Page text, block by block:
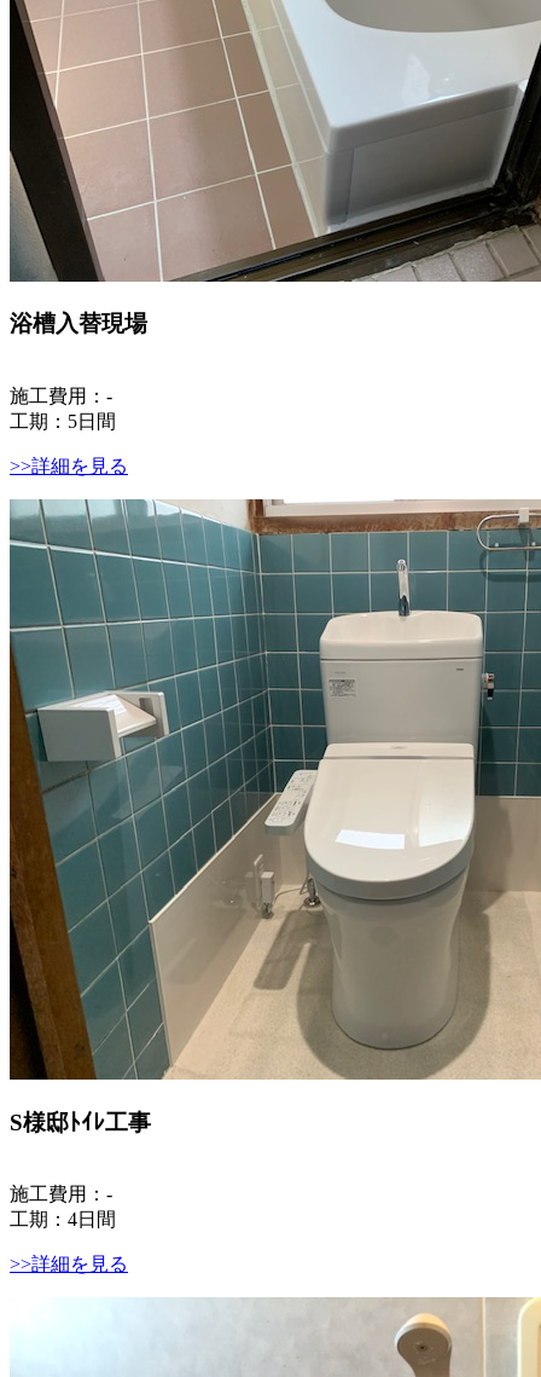
浴槽入替現場
施工費用：-
工期：5日間
>>詳細を見る
S様邸ﾄｲﾚ工事
施工費用：-
工期：4日間
>>詳細を見る